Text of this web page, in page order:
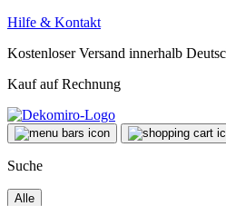
Hilfe & Kontakt
Kostenloser Versand innerhalb
Kauf auf Rechnung
Suche
Alle